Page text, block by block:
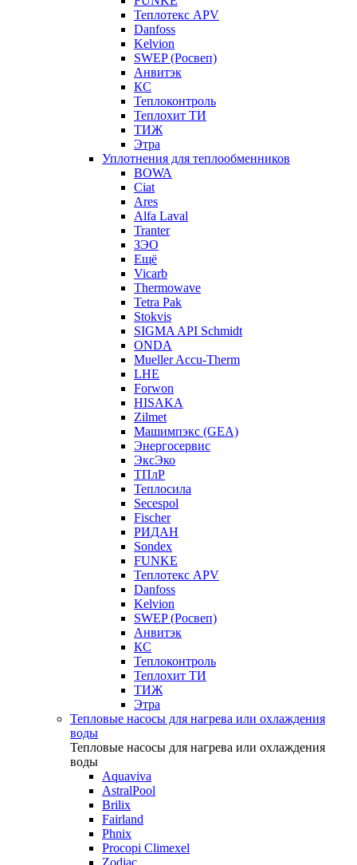
Теплотекс APV
Danfoss
Kelvion
SWEP (Росвеп)
Анвитэк
КС
Теплоконтроль
Теплохит ТИ
ТИЖ
Этра
Уплотнения для теплообменников
BOWA
Ciat
Ares
Alfa Laval
Tranter
ЗЭО
Ещё
Vicarb
Thermowave
Tetra Pak
Stokvis
SIGMA API Schmidt
ONDA
Mueller Accu-Therm
LHE
Forwon
HISAKA
Zilmet
Машимпэкс (GEA)
Энергосервис
ЭксЭко
ТПлР
Теплосила
Secespol
Fischer
РИДАН
Sondex
FUNKE
Теплотекс APV
Danfoss
Kelvion
SWEP (Росвеп)
Анвитэк
КС
Теплоконтроль
Теплохит ТИ
ТИЖ
Этра
Тепловые насосы для нагрева или охлаждения
воды
Тепловые насосы для нагрева или охлаждения
воды
Aquaviva
AstralPool
Brilix
Fairland
Phnix
Procopi Climexel
Zodiac